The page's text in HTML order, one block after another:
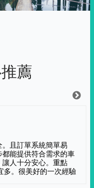
薦
且訂單系統簡單易
能提供符合需求的車
人十分安心。重點
多。很美好的一次經驗